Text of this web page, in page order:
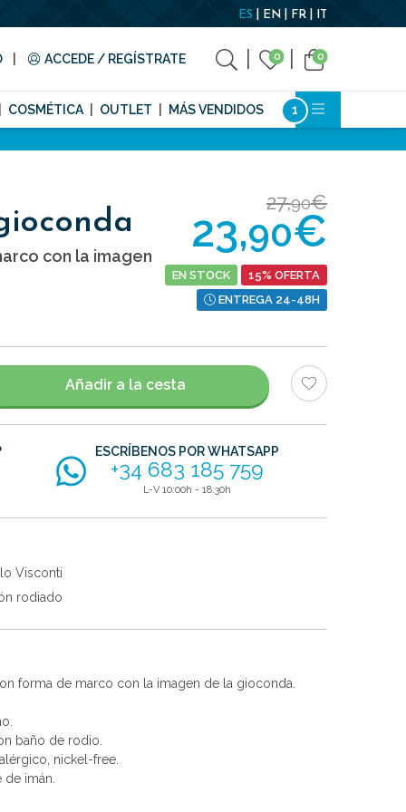
ES EN FR IT
ACCEDE / REGÍSTRATE 0 0
COSMÉTICA OUTLET MÁS VENDIDOS
con la imagen
27,90€
23,90€
EN STOCK
15% OFERTA
ENTREGA 24-48H
Añadir a la cesta
ESCRÍBENOS POR WHATSAPP
+34 683 185 759
L-V 10:00h - 18:30h
Visconti
rodiado
forma de marco con la imagen de la gioconda.
baño de rodio.
nickel-free.
de imán.